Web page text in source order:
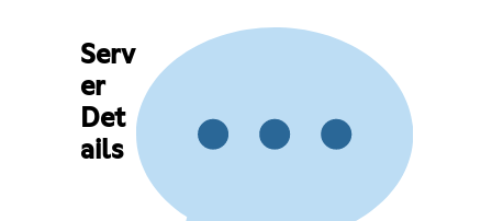
Serv
er
Det
ails